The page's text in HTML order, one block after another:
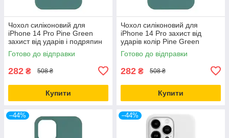
Чохол силіконовий для
iPhone 14 Pro Pine Green
захист від ударів і подряпин
повнорозмірний
Готово до відправки
282 ₴ 508 ₴
Купити
Чохол силіконовий для
iPhone 14 Pro захист від
ударів колір Pine Green
Готово до відправки
282 ₴ 508 ₴
Купити
–44% –44%